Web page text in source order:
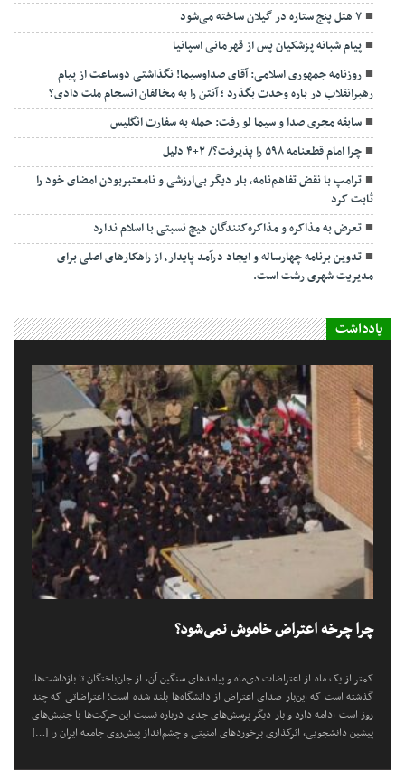
۷ هتل پنج ستاره در گیلان ساخته می‌شود
پیام شبانه پزشکیان پس از قهرمانی اسپانیا
روزنامه جمهوری اسلامی: آقای صداوسیما! نگذاشتی دوساعت از پیام
رهبرانقلاب در باره وحدت بگذرد ؛ آنتن را به مخالفان انسجام ملت دادی؟
سابقه مجری صدا و سیما لو رفت: حمله به سفارت انگلیس
چرا امام قطعنامه ۵۹۸ را پذیرفت؟/ ۲+۴ دلیل
ترامپ با نقض تفاهم‌نامه، بار دیگر بی‌ارزشی و نامعتبربودن امضای خود را
ثابت کرد
تعرض به مذاکره و مذاکره‌کنندگان هیچ نسبتی با اسلام ندارد
تدوین برنامه چهارساله و ایجاد درآمد پایدار، از راهکارهای اصلی برای
مدیریت شهری رشت است.
یادداشت
چرا چرخه اعتراض خاموش نمی‌شود؟
کمتر از یک ماه از اعتراضات دی‌ماه و پیامد‌های سنگین آن، از جان‌باختگان تا بازداشت‌ها،
گذشته است که این‌بار صدای اعتراض از دانشگاه‌ها بلند شده است؛ اعتراضاتی که چند
روز است ادامه دارد و بار دیگر پرسش‌های جدی درباره نسبت این حرکت‌ها با جنبش‌های
پیشین دانشجویی، اثرگذاری برخورد‌های امنیتی و چشم‌انداز پیش‌روی جامعه ایران را […]